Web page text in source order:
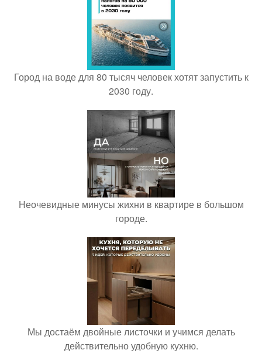
Город на воде для 80 тысяч человек хотят запустить к
2030 году.
Неочевидные минусы жихни в квартире в большом
городе.
Мы достаём двойные листочки и учимся делать
действительно удобную кухню.